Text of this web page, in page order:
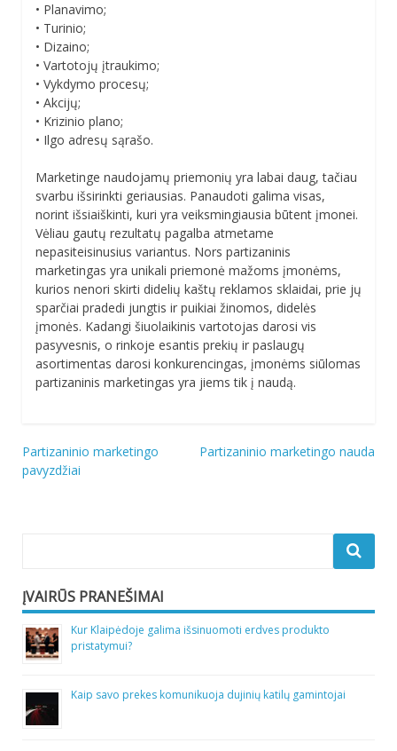
• Planavimo;
• Turinio;
• Dizaino;
• Vartotojų įtraukimo;
• Vykdymo procesų;
• Akcijų;
• Krizinio plano;
• Ilgo adresų sąrašo.
Marketinge naudojamų priemonių yra labai daug, tačiau
svarbu išsirinkti geriausias. Panaudoti galima visas,
norint išsiaiškinti, kuri yra veiksmingiausia būtent įmonei.
Vėliau gautų rezultatų pagalba atmetame
nepasiteisinusius variantus. Nors partizaninis
marketingas yra unikali priemonė mažoms įmonėms,
kurios nenori skirti didelių kaštų reklamos sklaidai, prie jų
sparčiai pradedi jungtis ir puikiai žinomos, didelės
įmonės. Kadangi šiuolaikinis vartotojas darosi vis
pasyvesnis, o rinkoje esantis prekių ir paslaugų
asortimentas darosi konkurencingas, įmonėms siūlomas
partizaninis marketingas yra jiems tik į naudą.
Navigacija
tarp
Partizaninio marketingo
pavyzdžiai
Partizaninio marketingo nauda
ĮVAIRŪS PRANEŠIMAI
Kur Klaipėdoje galima išsinuomoti erdves produkto
pristatymui?
Kaip savo prekes komunikuoja dujinių katilų gamintojai